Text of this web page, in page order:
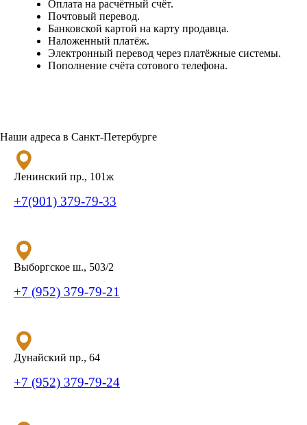
Оплата на расчётный счёт.
Почтовый перевод.
Банковской картой на карту продавца.
Наложенный платёж.
Электронный перевод через платёжные системы.
Пополнение счёта сотового телефона.
Наши адреса в Санкт-Петербурге
Ленинский пр., 101ж
+7(901) 379-79-33
Выборгское ш., 503/2
+7 (952) 379-79-21
Дунайский пр., 64
+7 (952) 379-79-24